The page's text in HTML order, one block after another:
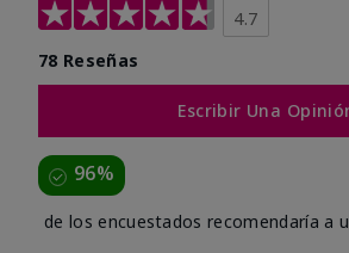
4.7
78 Reseñas
Escribir Una
96%
de los encuestados recomendaría a